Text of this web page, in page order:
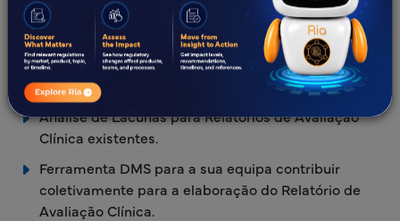
Identificar, pesquisar, analisar e compilar a literatura
científica aplicável e apropriada.
Desenvolver um modelo de Relatório de Avaliação
Clínica para a sua organização.
Análise de Lacunas para Relatórios de Avaliação
Clínica existentes.
Ferramenta DMS para a sua equipa contribuir
coletivamente para a elaboração do Relatório de
Avaliação Clínica.